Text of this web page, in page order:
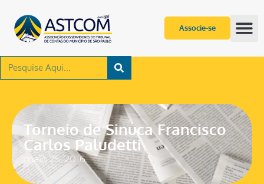
Associe-se
Torneio de Sinuca Francisco
Carlos Paludetti
maio 25, 2016